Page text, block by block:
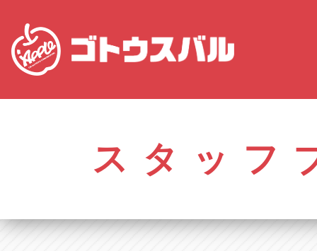
アップル
愛知県春日井市柏井町4-43-1
アップル春日井中央店
スタッフ